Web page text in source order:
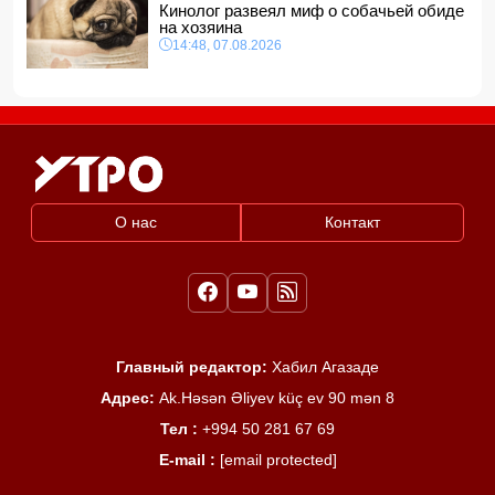
Кинолог развеял миф о собачьей обиде
на хозяина
14:48, 07.08.2026
О нас Контакт
Главный редактор: Хабил Агазаде
Адрес: Ak.Həsən Əliyev küç ev 90 mən 8
Тел : +994 50 281 67 69
E-mail : [email protected]